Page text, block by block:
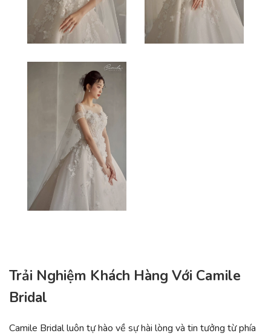
Trải Nghiệm Khách Hàng Với Camile
Bridal
Camile Bridal luôn tự hào về sự hài lòng và tin tưởng từ phía